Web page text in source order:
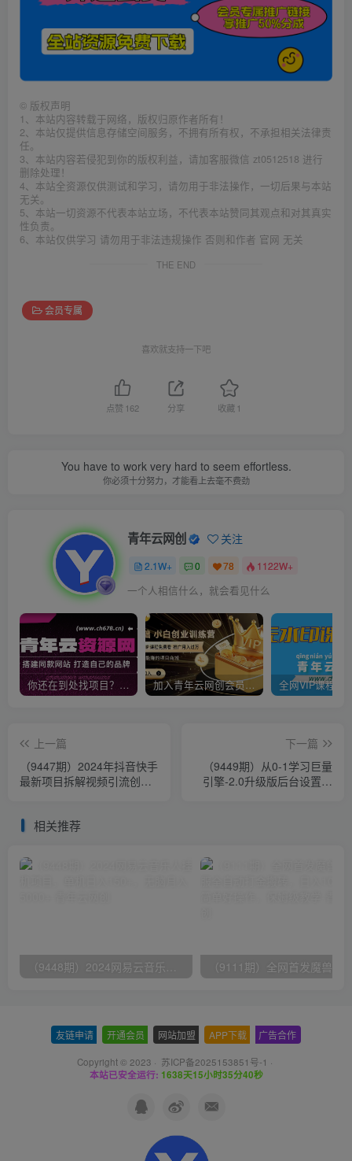
© 版权声明
1、本站内容转载于网络，版权归原作者所有！
2、本站仅提供信息存储空间服务，不拥有所有权，不承担相关法律责
任。
3、本站内容若侵犯到你的版权利益，请加客服微信 zt0512518 进行
删除处理！
4、本站全资源仅供测试和学习，请勿用于非法操作，一切后果与本站
无关。
5、本站一切资源不代表本站立场，不代表本站赞同其观点和对其真实
性负责。
6、本站仅供学习 请勿用于非法违规操作 否则和作者 官网 无关
THE END
会员专属
喜欢就支持一下吧
点赞 162 分享 收藏 1
You have to work very hard to seem effortless.
你必须十分努力，才能看上去毫不费劲
青年云网创 关注
2.1W+ 0 78 1122W+
一个人相信什么，就会看见什么
你还在到处找项目？还在当韭菜？我靠卖项目一个月收入5万+，曾经我也是个失败者。 加入青年云网创会员，全站资源免费学习。加入高级合伙人，推广日入1000+
上一篇
（9447期）2024年抖音快手
最新项目拆解视频引流创业
下一篇
（9449期）从0-1学习巨量
引擎-2.0升级版后台设置实
相关推荐
友链申请 开通会员 网站加盟 APP下载 广告合作
Copyright © 2023 · 苏ICP备2025153851号-1 ·
本站已安全运行: 1638天15小时35分40秒